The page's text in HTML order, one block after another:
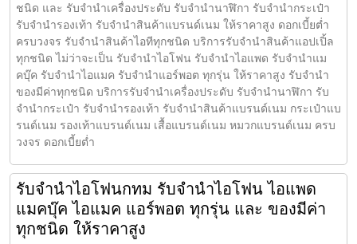
ชนิด และ รับจำนำเครื่องประดับ รับจำนำนาฬิกา รับจำนำกระเป๋า
รับจำนำรองเท้า รับจำนำสินค้าแบรนด์เนม ให้ราคาสูง ดอกเบี้ยต่ำ
ครบวงจร รับจำนำสินค้าไอทีทุกชนิด บริการรับจำนำสินค้าแอปเปิ้ล
ทุกชนิด ไม่ว่าจะเป็น รับจำนำไอโฟน รับจำนำไอแพด รับจำนำแม
คบุ๊ค รับจำนำไอแมค รับจำนำแอร์พอต ทุกรุ่น ให้ราคาสูง รับจำนำ
ของมีค่าทุกชนิด บริการรับจำนำเครื่องประดับ รับจำนำนาฬิกา รับ
จำนำกระเป๋า รับจำนำรองเท้า รับจำนำสินค้าแบรนด์เนม กระเป๋าแบ
รนด์เนม รองเท้าแบรนด์เนม เสื้อแบรนด์เนม หมวกแบรนด์เนม ครบ
วงจร ดอกเบี้ยต่ำ
รับจำนำไอโฟนกทม รับจำนำไอโฟน ไอแพด
แมคบุ๊ค ไอแมค แอร์พอต ทุกรุ่น และ ของมีค่า
ทุกชนิด ให้ราคาสูง